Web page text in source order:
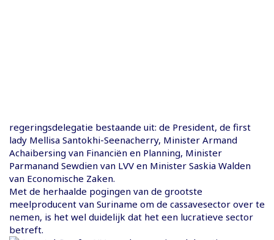
regeringsdelegatie bestaande uit: de President, de first
lady Mellisa Santokhi-Seenacherry, Minister Armand
Achaibersing van Financiën en Planning, Minister
Parmanand Sewdien van LVV en Minister Saskia Walden
van Economische Zaken.
Met de herhaalde pogingen van de grootste
meelproducent van Suriname om de cassavesector over te
nemen, is het wel duidelijk dat het een lucratieve sector
betreft.